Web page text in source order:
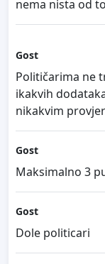
nema nista od
Gost
Političarima ne
ikakvih
nikakvim
Gost
Maksimalno 3
Gost
Dole politicari